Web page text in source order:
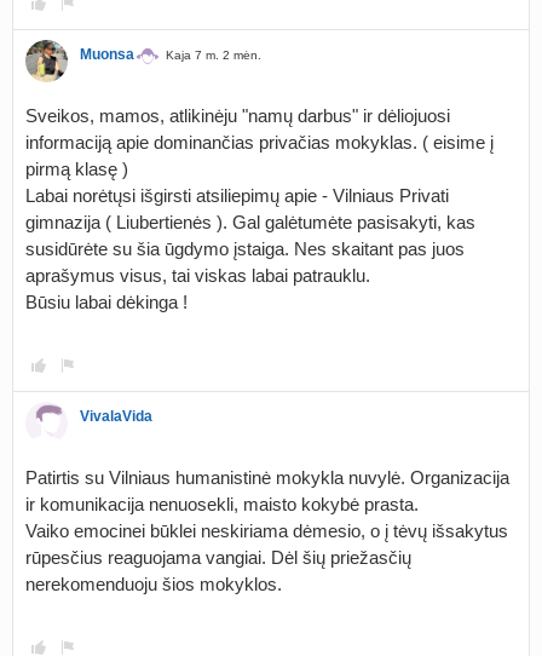
Muonsa Kaja 7 m. 2 mėn.
Sveikos, mamos, atlikinėju "namų darbus" ir dėliojuosi
informaciją apie dominančias privačias mokyklas. ( eisime į
pirmą klasę )
Labai norėtųsi išgirsti atsiliepimų apie - Vilniaus Privati
gimnazija ( Liubertienės ). Gal galėtumėte pasisakyti, kas
susidūrėte su šia ūgdymo įstaiga. Nes skaitant pas juos
aprašymus visus, tai viskas labai patrauklu.
Būsiu labai dėkinga !
VivalaVida
Patirtis su Vilniaus humanistinė mokykla nuvylė. Organizacija
ir komunikacija nenuosekli, maisto kokybė prasta.
Vaiko emocinei būklei neskiriama dėmesio, o į tėvų išsakytus
rūpesčius reaguojama vangiai. Dėl šių priežasčių
nerekomenduoju šios mokyklos.